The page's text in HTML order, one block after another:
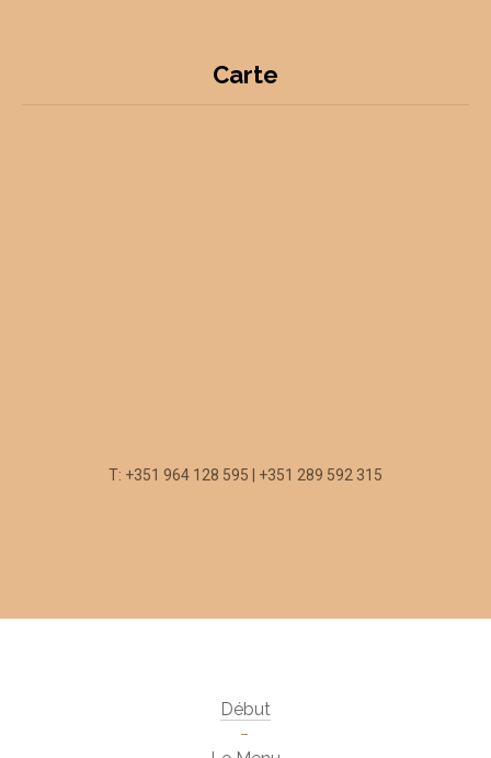
Carte
T: +351 964 128 595 | +351 289 592 315
Début